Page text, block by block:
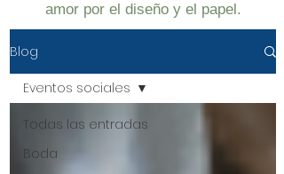
amor por el diseño y el papel.
Blog
Todas las entradas
Boda
Eventos sociales